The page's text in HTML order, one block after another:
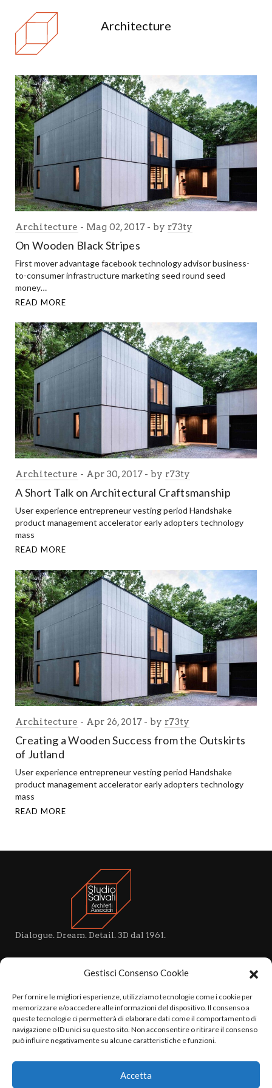
Gestisci Consenso Cookie
Per fornire le migliori esperienze, utilizziamo tecnologie come i cookie per
memorizzare e/o accedere alle informazioni del dispositivo. Il consenso a
queste tecnologie ci permetterà di elaborare dati come il comportamento di
navigazione o ID unici su questo sito. Non acconsentire o ritirare il consenso
può influire negativamente su alcune caratteristiche e funzioni.
Accetta
Architecture
Architecture Mag 02, 2017 by r73ty
On Wooden Black Stripes
First mover advantage facebook technology advisor business-
to-consumer infrastructure marketing seed round seed
money…
READ MORE
Architecture Apr 30, 2017 by r73ty
A Short Talk on Architectural Craftsmanship
User experience entrepreneur vesting period Handshake
product management accelerator early adopters technology
mass
READ MORE
Architecture Apr 26, 2017 by r73ty
Creating a Wooden Success from the Outskirts
of Jutland
User experience entrepreneur vesting period Handshake
product management accelerator early adopters technology
mass
READ MORE
Dialogue. Dream. Detail. 3D dal 1961.
P. IVA 13236440155
CALL US